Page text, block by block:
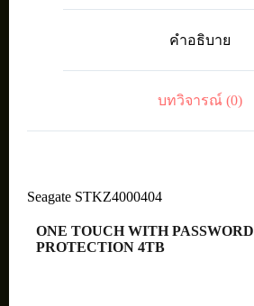
คำอธิบาย
บทวิจารณ์ (0)
Seagate STKZ4000404
ONE TOUCH WITH PASSWORD
PROTECTION 4TB